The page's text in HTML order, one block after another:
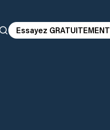
Essayez GRATUITEMENT